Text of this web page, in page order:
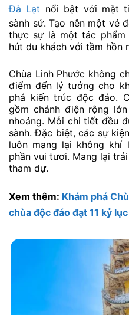
Đà Lạt nổi bật với mặt
sành sứ. Tạo nên một vẻ
thực sự là một tác phẩm
hút du khách với tầm hồn
Chùa Linh Phước không
điểm đến lý tưởng cho
phá kiến trúc độc đáo.
gồm chánh điện rộng
nhoáng. Mỗi chi tiết đều
sành. Đặc biệt, các sự
luôn mang lại không khí
phần vui tươi. Mang lại
tham dự.
Xem thêm: Khám phá
chùa độc đáo đạt 11 kỷ